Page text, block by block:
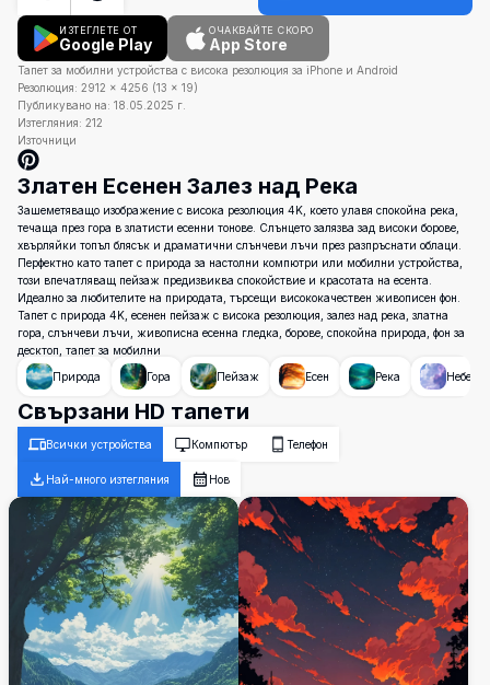
ИЗТЕГЛЕТЕ ОТ
Google Play
ОЧАКВАЙТЕ СКОРО
App Store
Тапет за мобилни устройства с висока резолюция за iPhone и Android
Резолюция: 2912 × 4256 (13 × 19)
Публикувано на: 18.05.2025 г.
Изтегляния: 212
Източници
Златен Есенен Залез над Река
Зашеметяващо изображение с висока резолюция 4K, което улавя спокойна река,
течаща през гора в златисти есенни тонове. Слънцето залязва зад високи борове,
хвърляйки топъл блясък и драматични слънчеви лъчи през разпръснати облаци.
Перфектно като тапет с природа за настолни компютри или мобилни устройства,
този впечатляващ пейзаж предизвиква спокойствие и красотата на есента.
Идеално за любителите на природата, търсещи висококачествен живописен фон.
Тапет с природа 4K, есенен пейзаж с висока резолюция, залез над река, златна
гора, слънчеви лъчи, живописна есенна гледка, борове, спокойна природа, фон за
десктоп, тапет за мобилни
Природа
Гора Пейзаж Есен Река Небе
Свързани HD тапети
Всички устройства Компютър Телефон
Най-много изтегляния Нов